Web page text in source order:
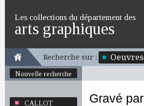
Les collections du département des
arts graphiques
Recherche sur : Oeuvres
Nouvelle recherche
CALLOT
Gravé par